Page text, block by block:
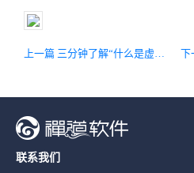
联系我们